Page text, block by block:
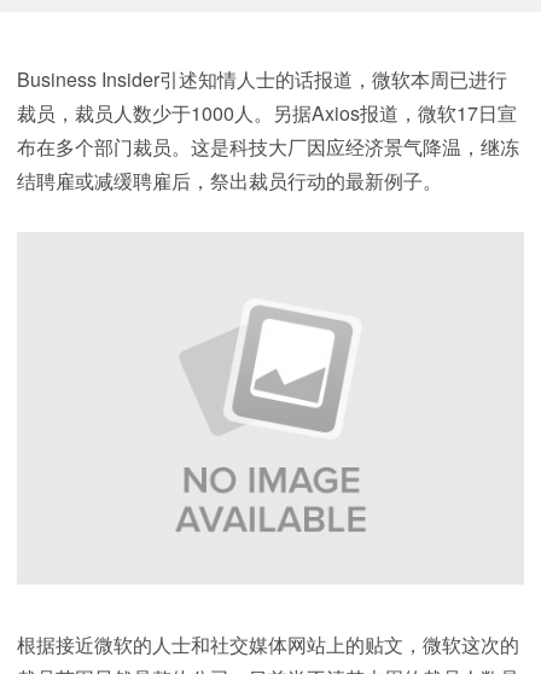
Business Insider引述知情人士的话报道，微软本周已进行
裁员，裁员人数少于1000人。另据Axios报道，微软17日宣
布在多个部门裁员。这是科技大厂因应经济景气降温，继冻
结聘雇或减缓聘雇后，祭出裁员行动的最新例子。
根据接近微软的人士和社交媒体网站上的贴文，微软这次的